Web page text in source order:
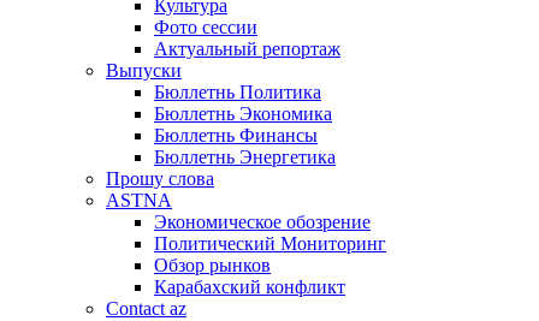
Культура
Фото сессии
Актуальный репортаж
Выпуски
Бюллетнь Политика
Бюллетнь Экономика
Бюллетнь Финансы
Бюллетнь Энергетика
Прошу слова
ASTNA
Экономическое обозрение
Политический Мониторинг
Обзор рынков
Карабахский конфликт
Contact az